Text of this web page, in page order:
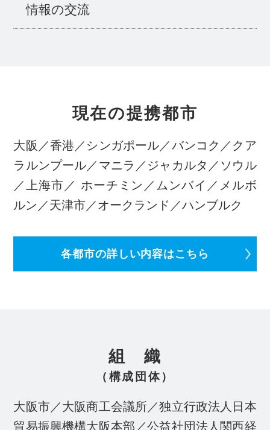
情報の交流
現在の提携都市
大阪／香港／シンガポール／バンコク／クア
ラルンプール／マニラ／ジャカルタ／ソウル
／上海市／ ホーチミン／ムンバイ／メルボ
ルン／天津市／オークランド／ハンブルク
各都市の詳しい内容はこちら
組 織
（構成団体）
大阪市／大阪商工会議所／独立行政法人日本
貿易振興機構大阪本部／公益社団法人関西経